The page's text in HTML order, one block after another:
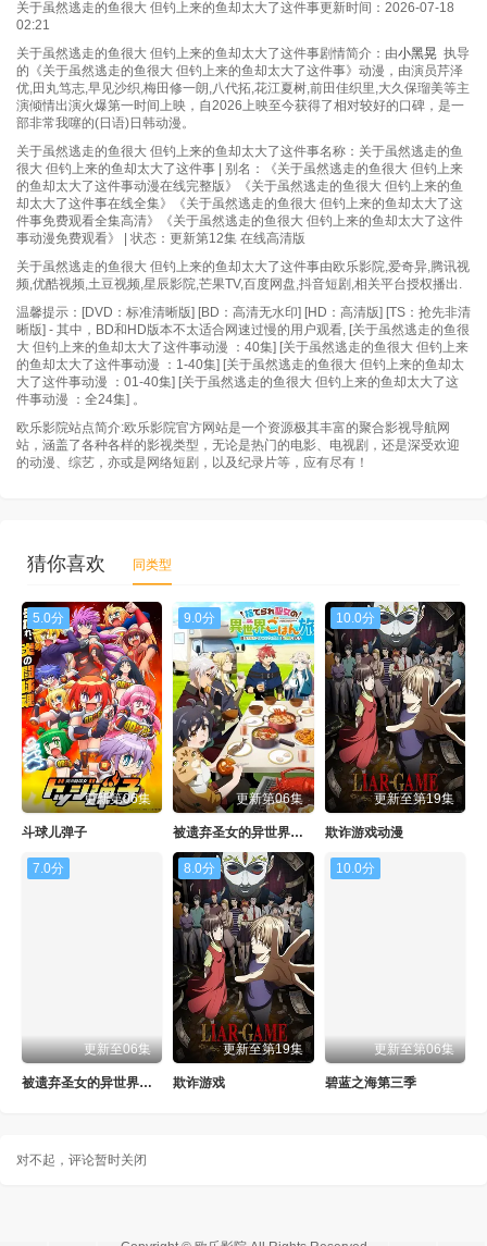
关于虽然逃走的鱼很大 但钓上来的鱼却太大了这件事更新时间：2026-07-18
02:21
关于虽然逃走的鱼很大 但钓上来的鱼却太大了这件事剧情简介：由小黑晃 执导
的《关于虽然逃走的鱼很大 但钓上来的鱼却太大了这件事》动漫，由演员芹泽
优,田丸笃志,早见沙织,梅田修一朗,八代拓,花江夏树,前田佳织里,大久保瑠美等主
演倾情出演火爆第一时间上映，自2026上映至今获得了相对较好的口碑，是一
部非常我噻的(日语)日韩动漫。
关于虽然逃走的鱼很大 但钓上来的鱼却太大了这件事名称：关于虽然逃走的鱼
很大 但钓上来的鱼却太大了这件事 | 别名：《关于虽然逃走的鱼很大 但钓上来
的鱼却太大了这件事动漫在线完整版》《关于虽然逃走的鱼很大 但钓上来的鱼
却太大了这件事在线全集》《关于虽然逃走的鱼很大 但钓上来的鱼却太大了这
件事免费观看全集高清》《关于虽然逃走的鱼很大 但钓上来的鱼却太大了这件
事动漫免费观看》 | 状态：更新第12集 在线高清版
关于虽然逃走的鱼很大 但钓上来的鱼却太大了这件事由欧乐影院,爱奇异,腾讯视
频,优酷视频,土豆视频,星辰影院,芒果TV,百度网盘,抖音短剧,相关平台授权播出.
温馨提示：[DVD：标准清晰版] [BD：高清无水印] [HD：高清版] [TS：抢先非清
晰版] - 其中，BD和HD版本不太适合网速过慢的用户观看, [关于虽然逃走的鱼很
大 但钓上来的鱼却太大了这件事动漫 ：40集] [关于虽然逃走的鱼很大 但钓上来
的鱼却太大了这件事动漫 ：1-40集] [关于虽然逃走的鱼很大 但钓上来的鱼却太
大了这件事动漫 ：01-40集] [关于虽然逃走的鱼很大 但钓上来的鱼却太大了这
件事动漫 ：全24集] 。
欧乐影院站点简介:欧乐影院官方网站是一个资源极其丰富的聚合影视导航网
站，涵盖了各种各样的影视类型，无论是热门的电影、电视剧，还是深受欢迎
的动漫、综艺，亦或是网络短剧，以及纪录片等，应有尽有！
猜你喜欢 同类型
5.0分
更新第06集
斗球儿弹子
9.0分
更新第06集
被遗弃圣女的异世界美食之旅 用隐藏技能召唤了露营车
10.0分
更新至第19集
欺诈游戏动漫
7.0分
更新至06集
被遗弃圣女的异世界美食之旅
8.0分
更新至第19集
欺诈游戏
10.0分
更新至第06集
碧蓝之海第三季
对不起，评论暂时关闭